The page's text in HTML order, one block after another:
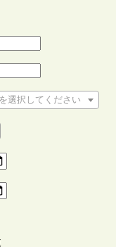
選択してください
してください